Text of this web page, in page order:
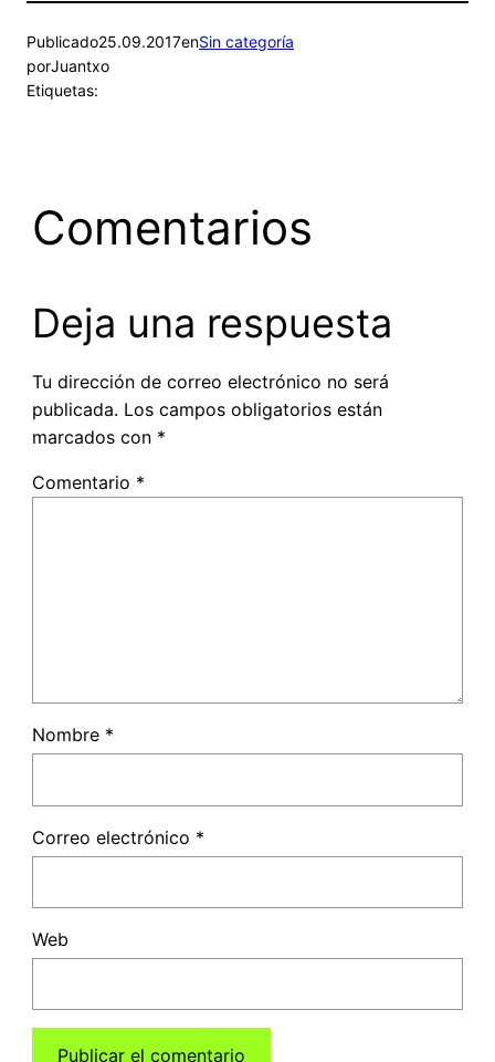
Publicado25.09.2017enSin categoría
porJuantxo
Etiquetas:
Comentarios
Deja una respuesta
Tu dirección de correo electrónico no será
publicada. Los campos obligatorios están
marcados con *
Comentario *
Nombre *
Correo electrónico *
Web